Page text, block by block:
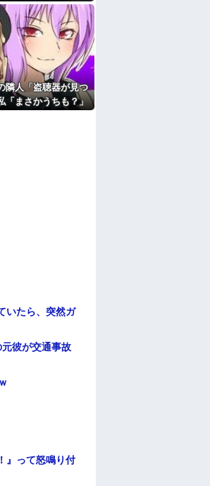
公がガチで敗北し
る義兄嫁、甥を溺
貴より俺になつい
のくらい。我慢し
鳴をあげたら「う
だ生存してるよね
隣人「盗聴器が見つ
「まさかうちも？」
いたら、突然ガ
彼が交通事故
』って怒鳴り付